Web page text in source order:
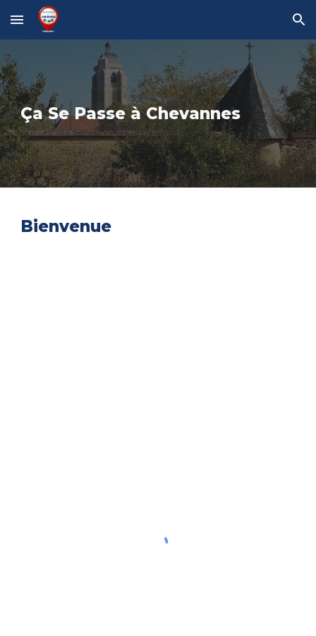
Skip to main content Skip to navigation
Ça Se Passe à Chevannes
Bienvenue